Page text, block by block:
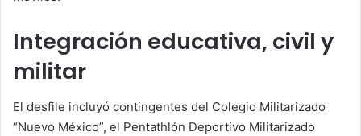
Integración educativa, civil y
militar
El desfile incluyó contingentes del Colegio Militarizado
“Nuevo México”, el Pentathlón Deportivo Militarizado